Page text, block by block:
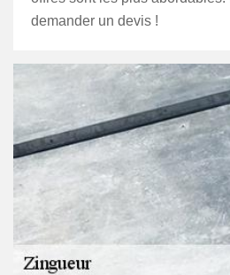
demander un devis !